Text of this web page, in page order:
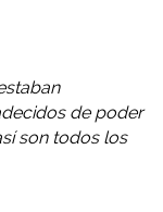
de poder
son todos los